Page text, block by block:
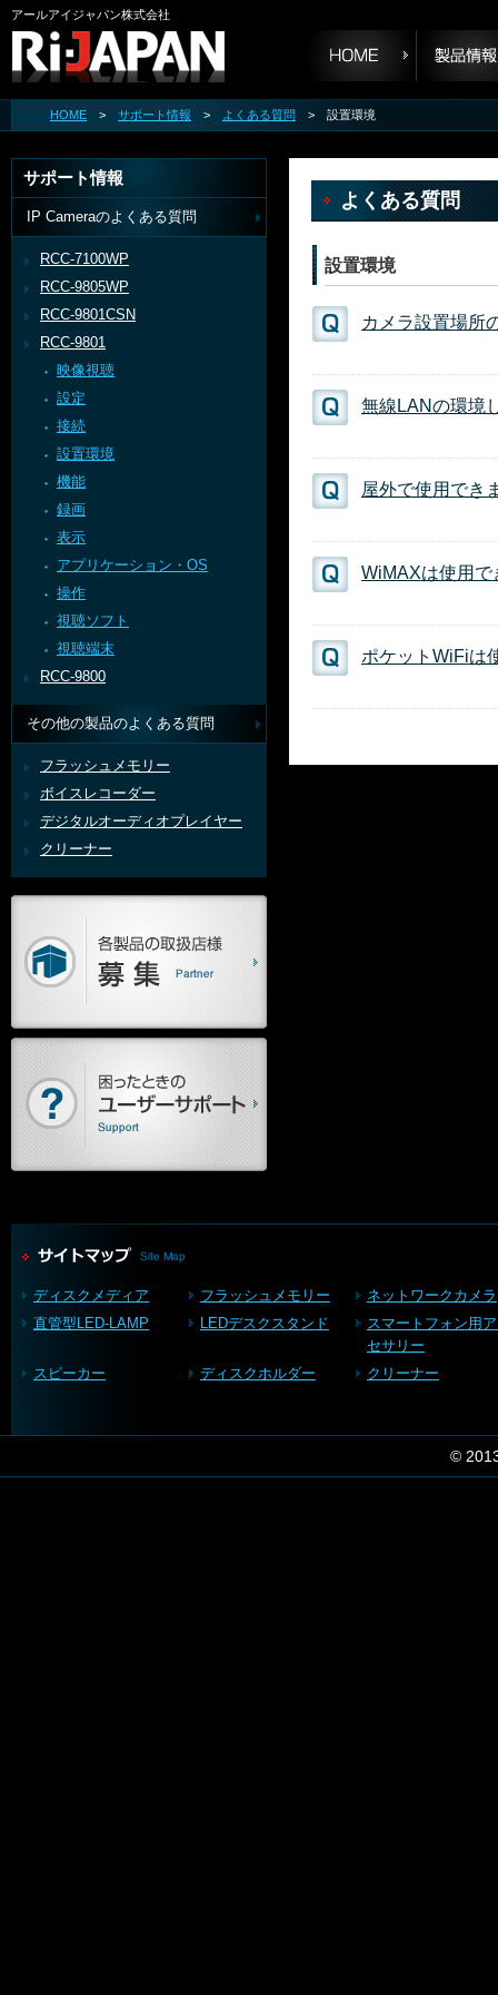
HOME > サポート情報 > よくある質問 > 設置環境
よくある質問
設置環境
カメラ設置場所
無線LANの環境
屋外で使用でき
WiMAXは使用で
ポケットWiFiは
サポート情報
IP Cameraのよくある質問
RCC-7100WP
RCC-9805WP
RCC-9801CSN
RCC-9801
映像視聴
設定
接続
設置環境
機能
録画
表示
アプリケーション・OS
操作
視聴ソフト
視聴端末
RCC-9800
その他の製品のよくある質問
フラッシュメモリー
ボイスレコーダー
デジタルオーディオプレイヤー
クリーナー
アールアイジャパン株式会社
ディスクメディア フラッシュメモリー
ネットワークカメラ
直管型LED-LAMP
LEDデスクスタンド
スマートフォン用
セサリー
スピーカー
ディスクホルダー クリーナー
©